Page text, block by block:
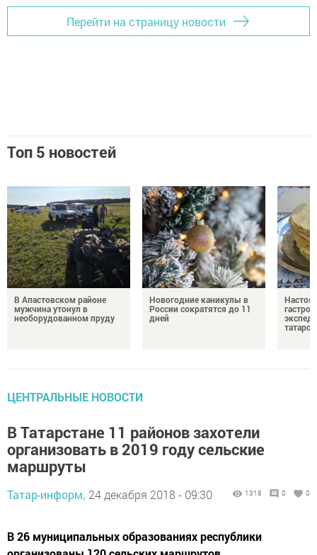
Перейти на страницу новости
Топ 5 новостей
В Апастовском районе
мужчина утонул в
необорудованном пруду
Новогодние каникулы в
России сократятся до 11
дней
ЦЕНТРАЛЬНЫЕ НОВОСТИ
В Татарстане 11 районов захотели
организовать в 2019 году сельские
маршруты
Татар-информ, 24 декабря 2018 - 09:30 1318 0 0
В 26 муниципальных образованиях республики